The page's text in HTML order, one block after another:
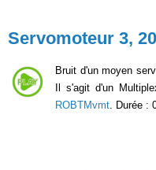
Servomoteur 3,
Bruit d'un moyen
Il s'agit d'un
ROBTMvmt . Durée :